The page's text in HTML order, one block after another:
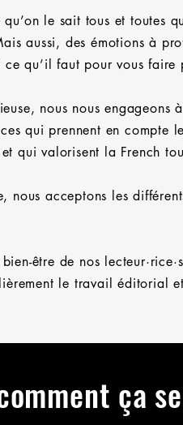
le sait tous et toutes
aussi, des émotions à
qu’il faut pour vous
nous nous engageons
qui prennent en compte
qui valorisent la French
nous acceptons les
être de nos
le travail éditorial
ça